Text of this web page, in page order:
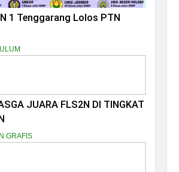
1 Tenggarang Lolos PTN
JUARA FLS2N DI TINGKAT
GRAFIS